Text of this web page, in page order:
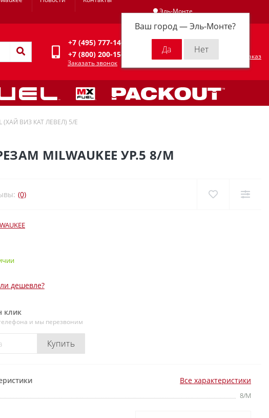
Эль-Монте
Ваш город —Эль-Монте?
Личный кабинет
+7 (495) 777-14-94
+7 (800) 200-15-94
Заказать звонок
Оформить заказ
(ХАЙ ВИЗ КАТ ЛЕВЕЛ) 5/E
MILWAUKEE УР.5 8/M
(0)
дешевле?
клик
и мы перезвоним
Купить
Все характеристики
8/M